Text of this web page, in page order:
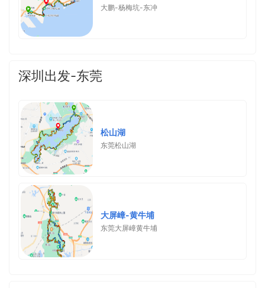
大鹏-杨梅坑-东冲
深圳出发-东莞
松山湖
东莞松山湖
大屏嶂-黄牛埔
东莞大屏嶂黄牛埔